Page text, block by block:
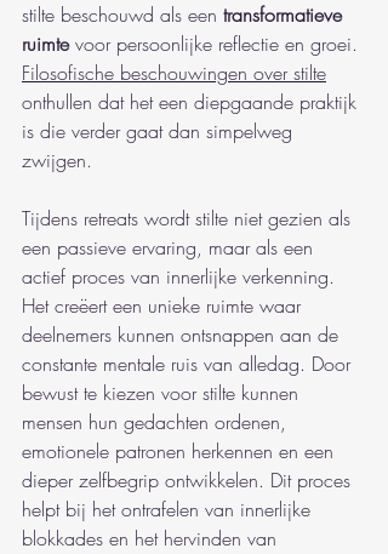
stilte beschouwd als een transformatieve
ruimte voor persoonlijke reflectie en groei.
Filosofische beschouwingen over stilte
onthullen dat het een diepgaande praktijk
is die verder gaat dan simpelweg
zwijgen.
Tijdens retreats wordt stilte niet gezien als
een passieve ervaring, maar als een
actief proces van innerlijke verkenning.
Het creëert een unieke ruimte waar
deelnemers kunnen ontsnappen aan de
constante mentale ruis van alledag. Door
bewust te kiezen voor stilte kunnen
mensen hun gedachten ordenen,
emotionele patronen herkennen en een
dieper zelfbegrip ontwikkelen. Dit proces
helpt bij het ontrafelen van innerlijke
blokkades en het hervinden van